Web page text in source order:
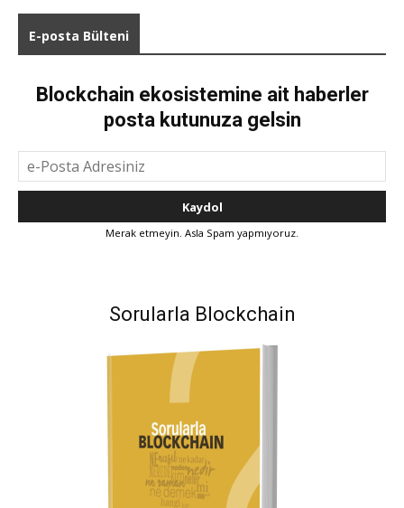
E-posta Bülteni
Blockchain ekosistemine ait haberler
posta kutunuza gelsin
Merak etmeyin. Asla Spam yapmıyoruz.
Sorularla Blockchain